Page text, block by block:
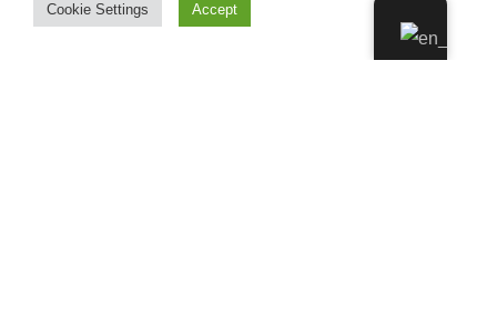
Cookie Settings Accept